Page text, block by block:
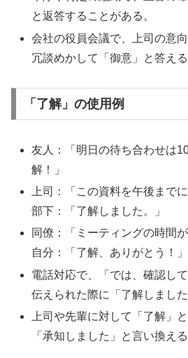
と返答することがある。
会社の役員会議で、上司の意
冗談めかして「御意」と答える
「了解」の使用例
友人：「明日の待ち合わせは
解！」
上司：「この資料を午後まで
部下：「了解しました。」
同僚：「ミーティングの時間
自分：「了解、ありがとう！」
電話対応で、「では、確認し
伝えられた際に「了解しました
上司や先輩に対して「了解」
「承知しました」と言い換える